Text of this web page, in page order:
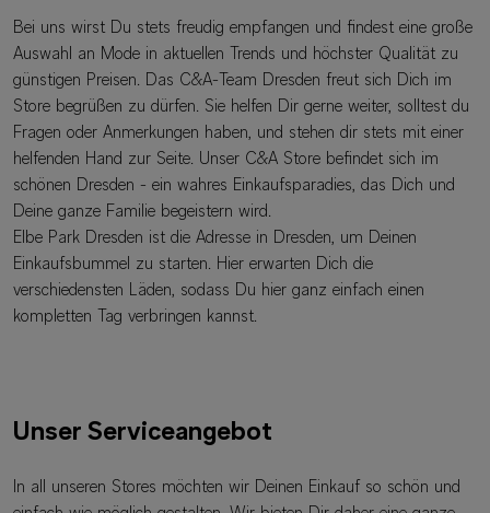
Bei uns wirst Du stets freudig empfangen und findest eine große
Auswahl an Mode in aktuellen Trends und höchster Qualität zu
günstigen Preisen. Das C&A-Team Dresden freut sich Dich im
Store begrüßen zu dürfen. Sie helfen Dir gerne weiter, solltest du
Fragen oder Anmerkungen haben, und stehen dir stets mit einer
helfenden Hand zur Seite. Unser C&A Store befindet sich im
schönen Dresden - ein wahres Einkaufsparadies, das Dich und
Deine ganze Familie begeistern wird.
Elbe Park Dresden ist die Adresse in Dresden, um Deinen
Einkaufsbummel zu starten. Hier erwarten Dich die
verschiedensten Läden, sodass Du hier ganz einfach einen
kompletten Tag verbringen kannst.
Unser Serviceangebot
In all unseren Stores möchten wir Deinen Einkauf so schön und